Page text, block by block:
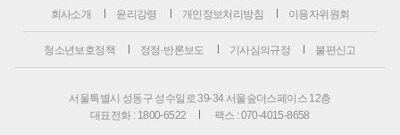
회사소개 윤리강령 개인정보처리방침 이용자위원회
청소년보호정책 정정·반론보도 기사심의규정 불편신고
서울특별시 성동구 성수일로 39-34 서울숲더스페이스 12층
대표전화 : 1800-6522
팩스 : 070-4015-8658